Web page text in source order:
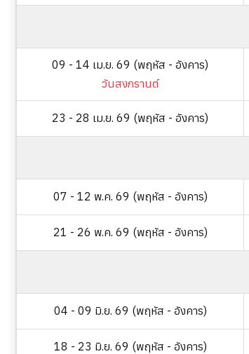
09 - 14 เม.ย. 69 (พฤหัส - อังคาร)
วันสงกรานต์
23 - 28 เม.ย. 69 (พฤหัส - อังคาร)
07 - 12 พ.ค. 69 (พฤหัส - อังคาร)
21 - 26 พ.ค. 69 (พฤหัส - อังคาร)
04 - 09 มิ.ย. 69 (พฤหัส - อังคาร)
18 - 23 มิ.ย. 69 (พฤหัส - อังคาร)